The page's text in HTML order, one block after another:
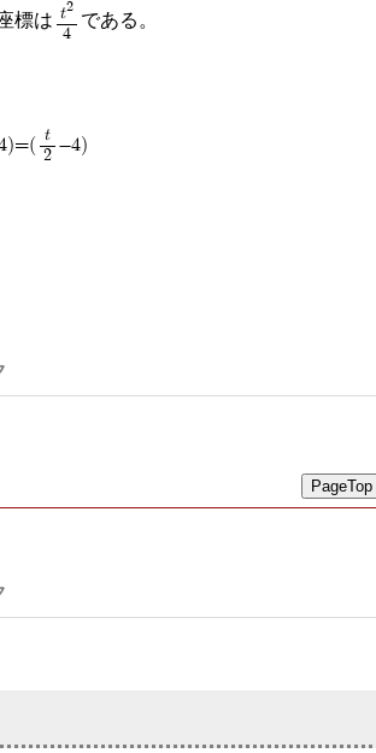
標は t2
4
である。
t
2
-4)
PageTop